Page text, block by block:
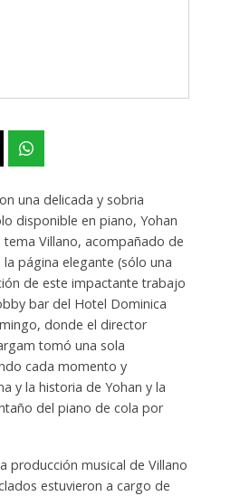
una delicada y sobria
disponible en piano, Yohan
tema Villano, acompañado de
página elegante (sólo una
de este impactante trabajo
bar del Hotel Dominica
donde el director
tomó una sola
cada momento y
y la historia de Yohan y la
del piano de cola por
producción musical de Villano
estuvieron a cargo de